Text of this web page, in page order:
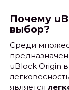
Почему
выбор?
Среди
uBlock Origin
является